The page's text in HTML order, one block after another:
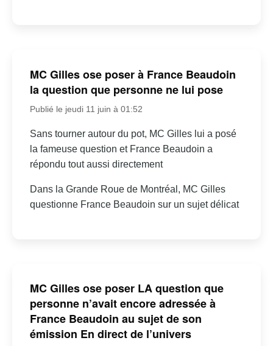
MC Gilles ose poser à France Beaudoin
la question que personne ne lui pose
Publié le jeudi 11 juin à 01:52
Sans tourner autour du pot, MC Gilles lui a posé
la fameuse question et France Beaudoin a
répondu tout aussi directement
Dans la Grande Roue de Montréal, MC Gilles
questionne France Beaudoin sur un sujet délicat
MC Gilles ose poser LA question que
personne n’avait encore adressée à
France Beaudoin au sujet de son
émission En direct de l’univers